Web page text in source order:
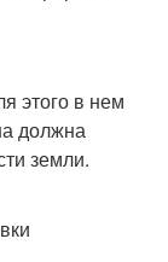
этого в нем
должна
земли.